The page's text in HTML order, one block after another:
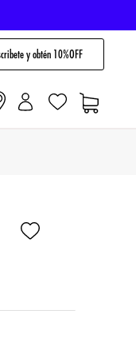
y obtén 10%OFF